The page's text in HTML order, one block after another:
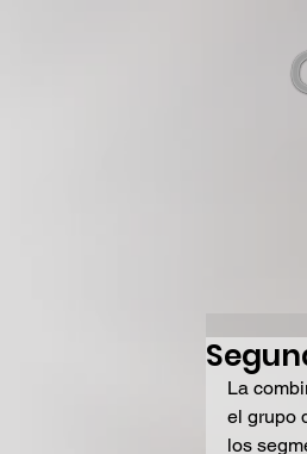
La
el grupo
los